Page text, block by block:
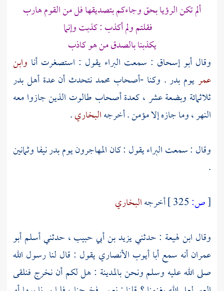
ألم تكن الرؤيا بحق وجاءكم بتصديقها فل من القوم هارب
فقلتم ولم أكذب : كذبت وإنما
يكذبنا بالصدق من هو كاذب
وقالأبو إسحاق : سمعت البراء يقول : استصغرت أنا وابن
عمريوم بدر. وكنا -أصحاب محمدنتحدث أن عدة أهلبدر
ثلاثمائة وبضعة عشر ، كعدة أصحاب طالوت الذين جازوا معه
النهر ، وما جازه إلا مؤمن . أخرجهالبخاري.
وقال : سمعتالبراءيقول : كان المهاجرون يومبدرنيفا وثمانين
.
[ص: أخرجهالبخاري
وقال ابن لهيعة : حدثنييزيد بن أبي حبيب ، حدثنيأسلم أبو
عمرانأنه سمعأبا أيوب الأنصارييقول : قال لنا رسول الله
صلى الله عليه وسلم ونحنبالمدينة : هل لكم أن نخرج فنلقى